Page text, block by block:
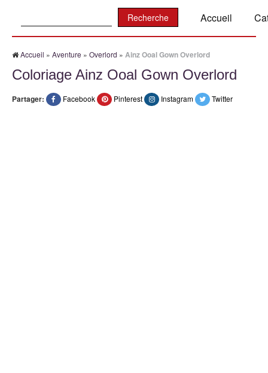
Accueil
Accueil » Aventure » Overlord » Ainz Ooal Gown Overlord
Coloriage Ainz Ooal Gown Overlord
Partager: Facebook Pinterest Instagram Twitter